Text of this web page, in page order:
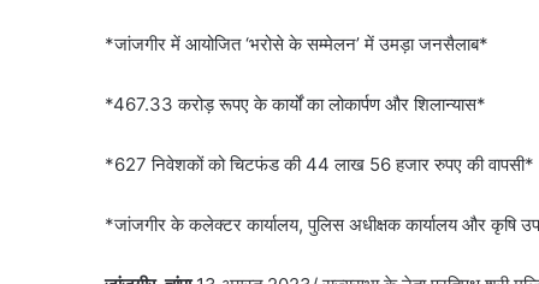
*जांजगीर में आयोजित ‘भरोसे के सम्मेलन’ में उमड़ा जनसैलाब*
*467.33 करोड़ रूपए के कार्यों का लोकार्पण और शिलान्यास*
*627 निवेशकों को चिटफंड की 44 लाख 56 हजार रुपए की वापसी*
*जांजगीर के कलेक्टर कार्यालय, पुलिस अधीक्षक कार्यालय और कृषि